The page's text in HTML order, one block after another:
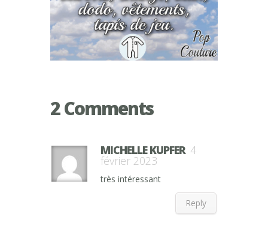
2 Comments
MICHELLE KUPFER 4
février 2023
très intéressant
Reply